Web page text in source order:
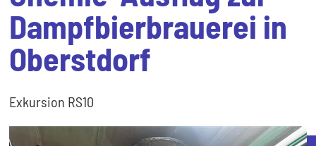
Dampfbierbrauerei in
Oberstdorf
Exkursion RS10